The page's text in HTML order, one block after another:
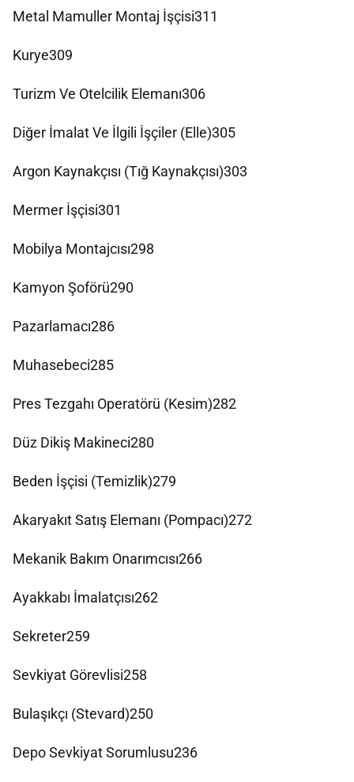
Metal Mamuller Montaj İşçisi311
Kurye309
Turizm Ve Otelcilik Elemanı306
Diğer İmalat Ve İlgili İşçiler (Elle)305
Argon Kaynakçısı (Tığ Kaynakçısı)303
Mermer İşçisi301
Mobilya Montajcısı298
Kamyon Şoförü290
Pazarlamacı286
Muhasebeci285
Pres Tezgahı Operatörü (Kesim)282
Düz Dikiş Makineci280
Beden İşçisi (Temizlik)279
Akaryakıt Satış Elemanı (Pompacı)272
Mekanik Bakım Onarımcısı266
Ayakkabı İmalatçısı262
Sekreter259
Sevkiyat Görevlisi258
Bulaşıkçı (Stevard)250
Depo Sevkiyat Sorumlusu236